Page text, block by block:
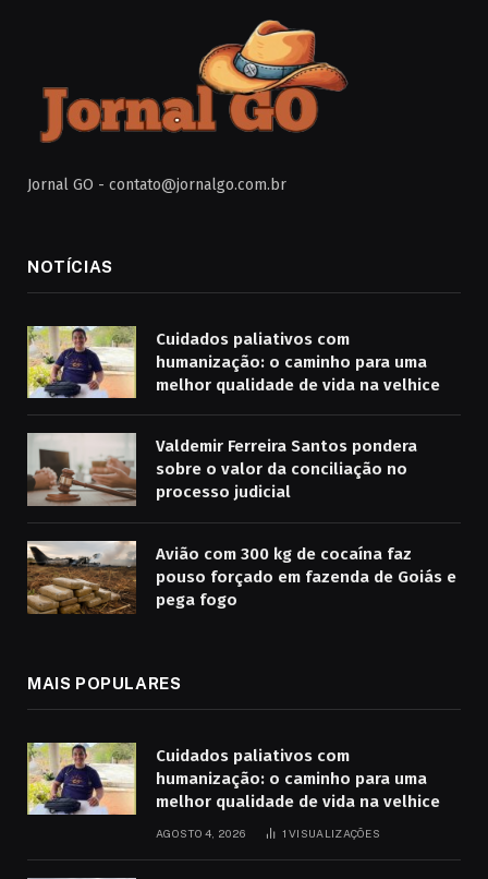
Jornal GO - contato@jornalgo.com.br
NOTÍCIAS
Cuidados paliativos com
humanização: o caminho para uma
melhor qualidade de vida na velhice
Valdemir Ferreira Santos pondera
sobre o valor da conciliação no
processo judicial
Avião com 300 kg de cocaína faz
pouso forçado em fazenda de Goiás e
pega fogo
MAIS POPULARES
Cuidados paliativos com
humanização: o caminho para uma
melhor qualidade de vida na velhice
AGOSTO 4, 2026 1VISUALIZAÇÕES